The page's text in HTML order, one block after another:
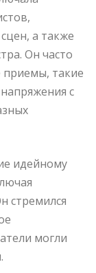
а также
Он часто
приемы, такие
с
идейному
стремился
могли